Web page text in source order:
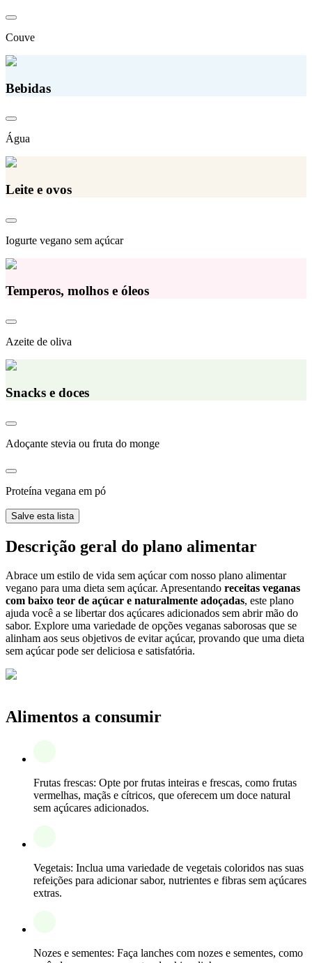
Couve
Bebidas
Água
Leite e ovos
Iogurte vegano sem açúcar
Temperos, molhos e óleos
Azeite de oliva
Snacks e doces
Adoçante stevia ou fruta do monge
Proteína vegana em pó
Salve esta lista
Descrição geral do plano alimentar
Abrace um estilo de vida sem açúcar com nosso plano alimentar
vegano para uma dieta sem açúcar. Apresentando receitas veganas
com baixo teor de açúcar e naturalmente adoçadas, este plano
ajuda você a se libertar dos açúcares adicionados sem abrir mão do
sabor. Explore uma variedade de opções veganas saborosas que se
alinham aos seus objetivos de evitar açúcar, provando que uma dieta
sem açúcar pode ser deliciosa e satisfatória.
Alimentos a consumir
Frutas frescas: Opte por frutas inteiras e frescas, como frutas
vermelhas, maçãs e cítricos, que oferecem um doce natural
sem açúcares adicionados.
Vegetais: Inclua uma variedade de vegetais coloridos nas suas
refeições para adicionar sabor, nutrientes e fibras sem açúcares
extras.
Nozes e sementes: Faça lanches com nozes e sementes, como